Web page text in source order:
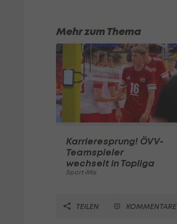
Mehr zum Thema
Karrieresprung! ÖVV-
Teamspieler
wechselt in Topliga
Sport-Mix
TEILEN KOMMENTARE